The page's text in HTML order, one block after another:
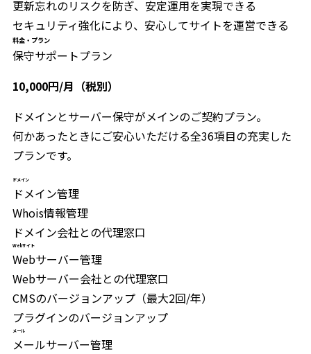
更新忘れのリスクを防ぎ、安定運用を実現できる
セキュリティ強化により、安心してサイトを運営できる
料金・プラン
保守サポートプラン
10,000円/月（税別）
ドメインとサーバー保守がメインのご契約プラン。
何かあったときにご安心いただける全36項目の充実した
プランです。
ドメイン
ドメイン管理
Whois情報管理
ドメイン会社との代理窓口
Webサイト
Webサーバー管理
Webサーバー会社との代理窓口
CMSのバージョンアップ（最大2回/年）
プラグインのバージョンアップ
メール
メールサーバー管理